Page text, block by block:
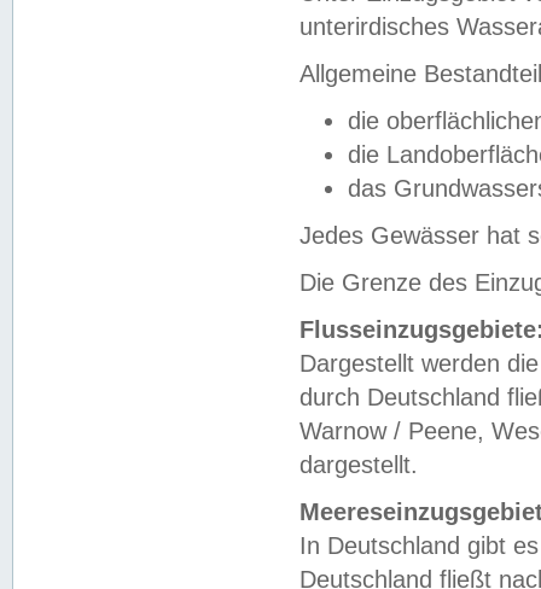
unterirdisches
Allgemeine
die
die
das
Jedes Gewässer hat
Die Grenze des
Dargestellt werden
durch Deutschland
Warnow / Peene,
dargestellt.
In Deutschland gibt
Deutschland fließt